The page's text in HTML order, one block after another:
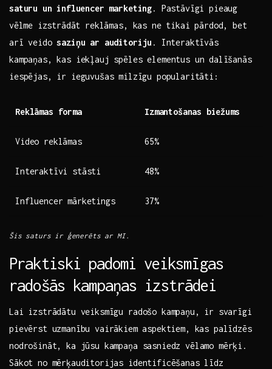
saturu⁤ un influencer marketing. Pastāvīgi pieaug
⁣vēlme⁣ izstrādāt reklāmas, kas ‍ne tikai ‌pārdod, ⁣bet⁣
arī‍ veidosaziņu‌ ar auditoriju . ⁤Interaktīvās
kampaņas, kas iekļauj spēles elementus un ⁤dalīšanās
iespējas, ir ieguvušas⁤ milzīgu popularitāti:
Reklāmas forma Izmantošanas⁤ biežums
Video reklāmas 65%
Interaktīvi ‌stāsti 48%
Influencer mārketings 37%
Šis saturs ir ģenerēts ar MI.
Praktiski⁢ padomi ⁤veiksmīgas
radošās ‌kampaņas izstrādei
Lai izstrādātu veiksmīgu ‌radošo‍ kampaņu, ir ⁤svarīgi
‍pievērst uzmanību vairākiem ⁣aspektiem, ‍kas palīdzēs⁢
nodrošināt, ka ‍jūsu​ kampaņa sasniedz vēlamo ‌mērķi.
Sākot no mērķauditorijas identificēšanas līdz